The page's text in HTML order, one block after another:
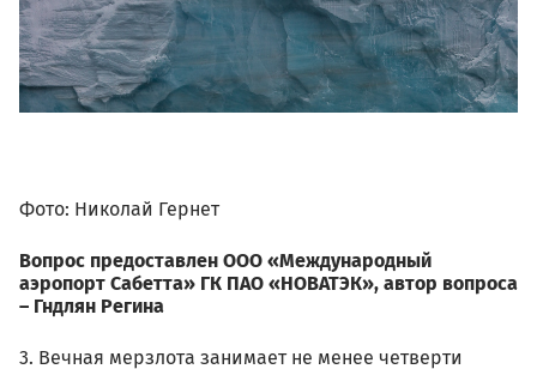
Фото: Николай Гернет
Вопрос предоставлен ООО «Международный
аэропорт Сабетта» ГК ПАО «НОВАТЭК», автор вопроса
– Гндлян Регина
3. Вечная мерзлота занимает не менее четверти